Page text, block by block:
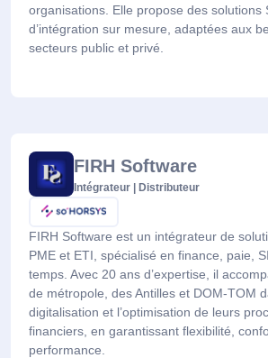
organisations. Elle propose des solutions
d’intégration sur mesure, adaptées aux
secteurs public et privé.
FIRH Software
Intégrateur | Distributeur
FIRH Software est un intégrateur de
PME et ETI, spécialisé en finance, paie,
temps. Avec 20 ans d’expertise, il
de métropole, des Antilles et DOM-TOM
digitalisation et l’optimisation de leurs
financiers, en garantissant flexibilité,
performance.